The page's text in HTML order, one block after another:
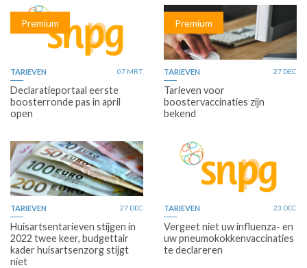
Premium
TARIEVEN 07 MRT
Declaratieportaal eerste
boosterronde pas in april
open
Premium
TARIEVEN 27 DEC
Tarieven voor
boostervaccinaties zijn
bekend
TARIEVEN 27 DEC
Huisartsentarieven stijgen in
2022 twee keer, budgettair
kader huisartsenzorg stijgt
niet
TARIEVEN 23 DEC
Vergeet niet uw influenza- en
uw pneumokokkenvaccinaties
te declareren